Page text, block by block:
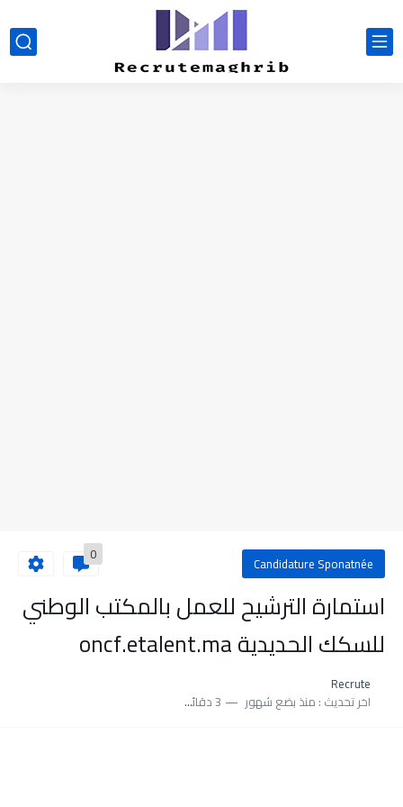
Candidature Sponatnée
0
استمارة الترشيح للعمل بالمكتب الوطني
للسكك الحديدية oncf.etalent.ma
Recrute
اخر تحديث : منذ بضع شهور 3 دقائق للقراءة